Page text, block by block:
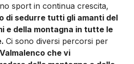
sport in continua crescita,
di sedurre tutti gli amanti del
e della montagna in tutte le
Ci sono diversi percorsi per
che vi